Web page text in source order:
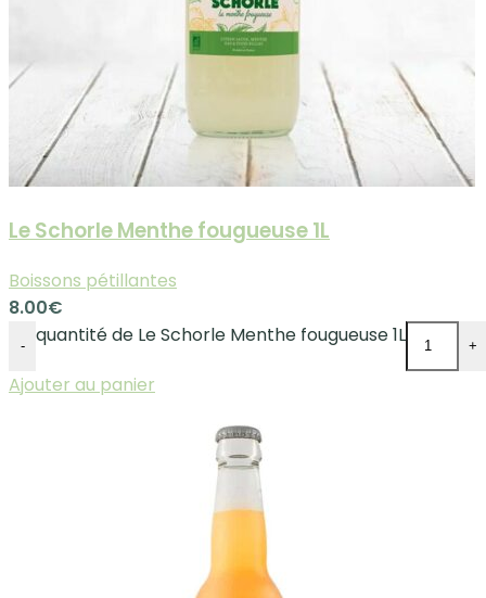
Le Schorle Menthe fougueuse 1L
Boissons pétillantes
8.00€
- quantité de Le Schorle Menthe fougueuse 1L +
Ajouter au panier